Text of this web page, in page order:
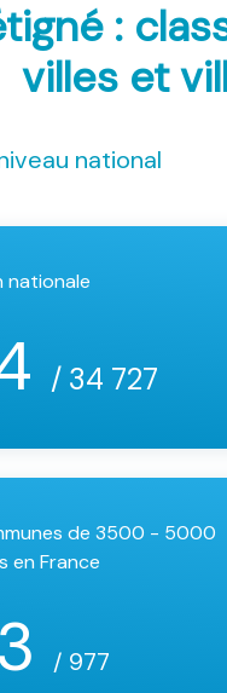
:
villes et
national
nationale
/ 34 727
de 3500 - 5000
en France
/ 977